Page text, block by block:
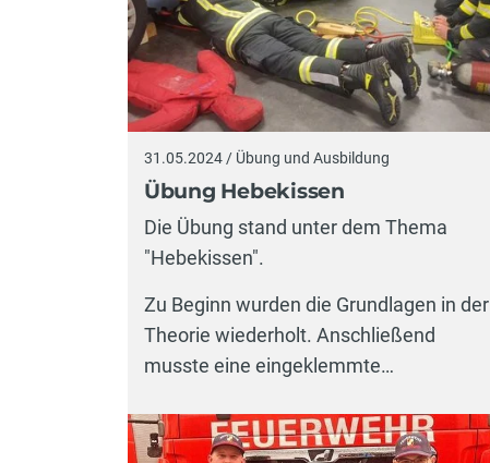
31.05.2024 / Übung und Ausbildung
Übung Hebekissen
Die Übung stand unter dem Thema
"Hebekissen".
Zu Beginn wurden die Grundlagen in der
Theorie wiederholt. Anschließend
musste eine eingeklemmte…